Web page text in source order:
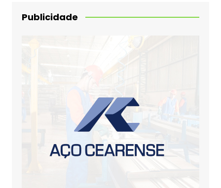
Publicidade